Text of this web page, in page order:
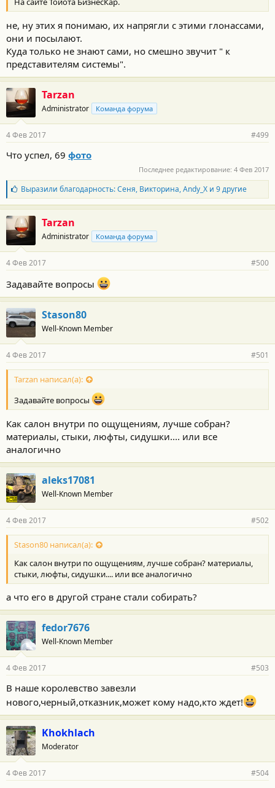
не, ну этих я понимаю, их напрягли с этими глонассами,
они и посылают.
Куда только не знают сами, но смешно звучит " к
представителям системы".
Tarzan
Administrator Команда форума
4 Фев 2017 #499
Что успел, 69 фото
Последнее редактирование: 4 Фев 2017
Б
л
а
г
о
д
а
н
с
т
и
:
Выразили благодарность:Сеня, Викторина,Andy_Xи 9 другие
Tarzan
Administrator Команда форума
4 Фев 2017 #500
Задавайте вопросы
Stason80
Well-Known Member
4 Фев 2017 #501
Tarzan написал(а):
Задавайте вопросы
Как салон внутри по ощущениям, лучше собран?
материалы, стыки, люфты, сидушки.... или все
аналогично
aleks17081
Well-Known Member
4 Фев 2017 #502
Stason80 написал(а):
Как салон внутри по ощущениям, лучше собран? материалы,
стыки, люфты, сидушки.... или все аналогично
а что его в другой стране стали собирать?
fedor7676
Well-Known Member
4 Фев 2017 #503
В наше королевство завезли
нового,черный,отказник,может кому надо,кто ждет!
Khokhlach
Moderator
4 Фев 2017 #504